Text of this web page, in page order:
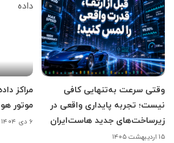
وقتی سرعت به‌تنهایی کافی
نیست؛ تجربه پایداری واقعی در
زیرساخت‌های جدید هاست‌ایران
۱۵ اردیبهشت ۱۴۰۵
مراکز
موتور
۶ دی ۱۴۰۴